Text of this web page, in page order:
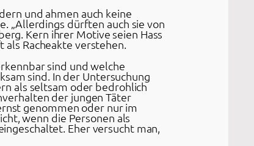
und ahmen auch keine
„Allerdings dürften auch sie von
Kern ihrer Motive seien Hass
Racheakte verstehen.
sind und welche
sind. In der Untersuchung
als seltsam oder bedrohlich
der jungen Täter
genommen oder nur im
wenn die Personen als
Eher versucht man,